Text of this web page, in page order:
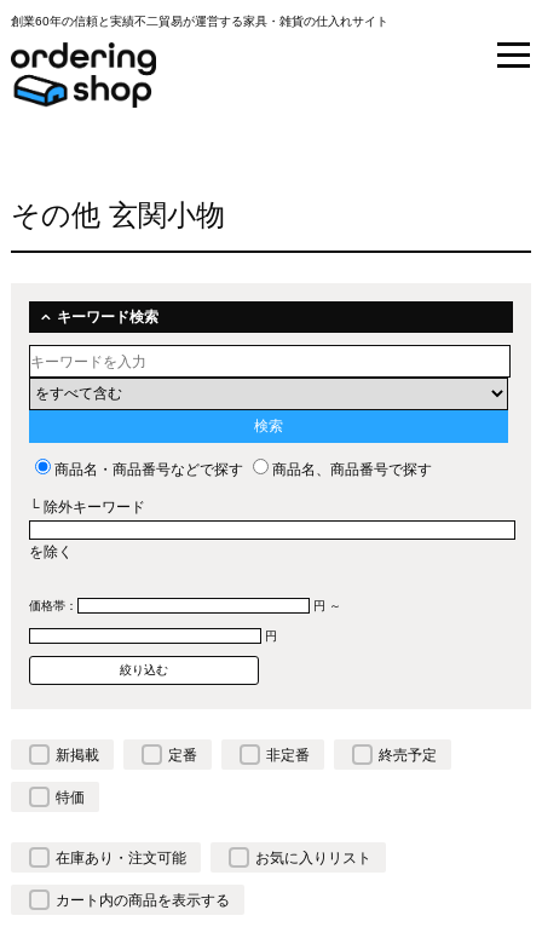
創業60年の信頼と実績不二貿易が運営する家具・雑貨の仕入れサイト
その他 玄関小物
キーワード検索
商品名・商品番号などで探す 商品名、商品番号で探す
└ 除外キーワード
を除く
価格帯： 円 ～
円
新掲載 定番 非定番 終売予定
特価
在庫あり・注文可能 お気に入りリスト
カート内の商品を表示する